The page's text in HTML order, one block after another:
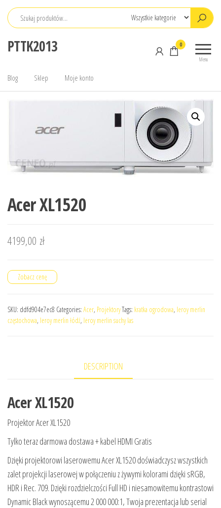
Przejdź
PTTK2013
Menu
0
Blog Sklep Moje konto
Acer XL1520
4199,00 zł
Zobacz cenę
SKU: ddfd904e7ec8 Categories: Acer, ProjektoryTags: kratka ogrodowa, leroy merlin
częstochowa, leroy merlin łódź, leroy merlin suchy las
DESCRIPTION
Acer XL1520
Projektor Acer XL1520
Tylko teraz darmowa dostawa + kabel HDMI Gratis
Dzięki projektorowi laserowemu Acer XL1520 doświadczysz wszystkich
zalet projekcji laserowej w połączeniu z żywymi kolorami dzięki sRGB,
HDR i Rec. 709. Dzięki rozdzielczości Full HD i niesamowitemu kontrastowi
Dynamic Black wynoszącemu 2 000 000:1, Twoja prezentacja lub serial